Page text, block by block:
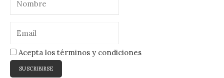
Acepta los términos y condiciones